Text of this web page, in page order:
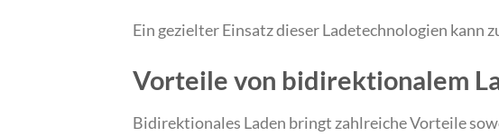
Ein gezielter Einsatz dieser Ladetechnologien kann
Vorteile von bidirektionalem
Bidirektionales Laden bringt zahlreiche Vorteile